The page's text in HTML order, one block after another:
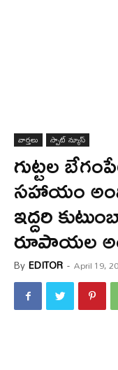
వార్త‌లు స్పాట్ న్యూస్
గుట్టల
సహాయం
ఇద్దరి
రూపాయల
ByEDITOR - April 19,